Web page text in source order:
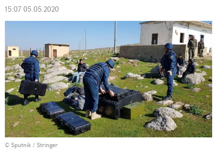
15:07 05.05.2020
© Sputnik / Stringer